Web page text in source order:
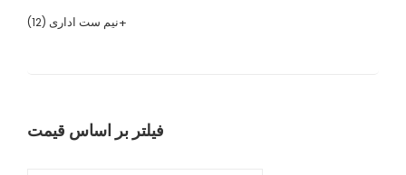
نیم ست اداری (12)
فیلتر بر اساس قیمت